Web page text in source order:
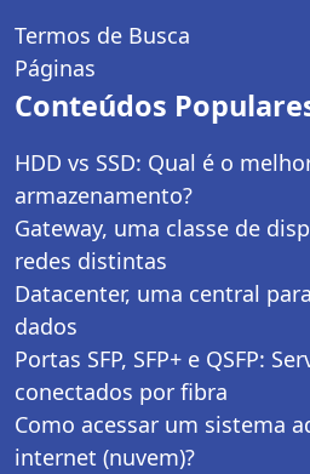
Termos de Busca
Páginas
Conteúdos
HDD vs SSD: Qual é o
armazenamento?
Gateway, uma classe de
redes distintas
Datacenter, uma central
dados
Portas SFP, SFP+ e QSFP:
conectados por fibra
Como acessar um sistema
internet (nuvem)?